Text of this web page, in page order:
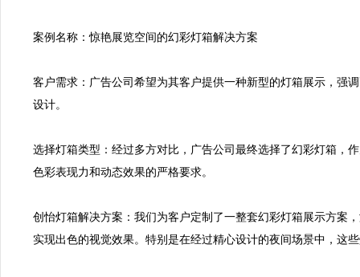
案例名称：惊艳展览空间的幻彩灯箱解决方案
客户需求：广告公司希望为其客户提供一种新型的灯箱展示，强
设计。
选择灯箱类型：经过多方对比，广告公司最终选择了幻彩灯箱，
色彩表现力和动态效果的严格要求。
创怡灯箱解决方案：我们为客户定制了一整套幻彩灯箱展示方案
实现出色的视觉效果。特别是在经过精心设计的夜间场景中，这